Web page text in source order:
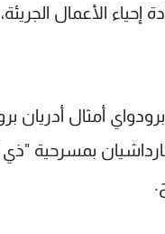
الأعمال
أمثال أدريان